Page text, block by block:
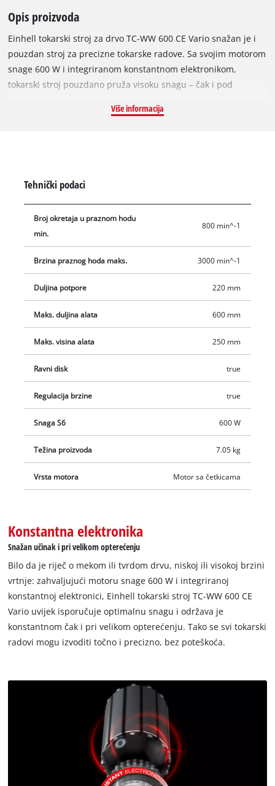
Opis proizvoda
Einhell tokarski stroj za drvo TC-WW 600 CE Vario snažan je i
pouzdan stroj za precizne tokarske radove. Sa svojim motorom
snage 600 W i integriranom konstantnom elektronikom,
tokarski stroj pouzdano pruža visoku snagu – čak i pod
mekog do tvrdog. Elektroničkom regulacijom brzine vrtnje
učvršćuju pomoću brzosteznih poluga. Tako se mogu stegnuti
i obraditi obratci duljine do 60 cm i maksimalnog promjera do
25 cm. Oslonac obratka duljine je 22 cm i može se prilagoditi
ovisno o korištenom tokarskom alatu i zadatku. Umjesto vrha
tokarenje, primjerice tanjura, zdjela ili šalica. Zahvaljujući
otvorima u vodilici i priloženom materijalu za montažu,
tokarski stroj može se trajno učvrstiti, primjerice na radnoj
Više informacija
Tehnički podaci
Broj okretaja u praznom hodu
min.
800 min^-1
Brzina praznog hoda maks. 3000 min^-1
Duljina potpore 220 mm
Maks. duljina alata 600 mm
Maks. visina alata 250 mm
Ravni disk true
Regulacija brzine true
Snaga S6 600 W
Težina proizvoda 7.05 kg
Vrsta motora Motor sa četkicama
Konstantna elektronika
Snažan učinak i pri velikom opterećenju
Bilo da je riječ o mekom ili tvrdom drvu, niskoj ili visokoj brzini
vrtnje: zahvaljujući motoru snage 600 W i integriranoj
konstantnoj elektronici, Einhell tokarski stroj TC-WW 600 CE
Vario uvijek isporučuje optimalnu snagu i održava je
konstantnom čak i pri velikom opterećenju. Tako se svi tokarski
radovi mogu izvoditi točno i precizno, bez poteškoća.